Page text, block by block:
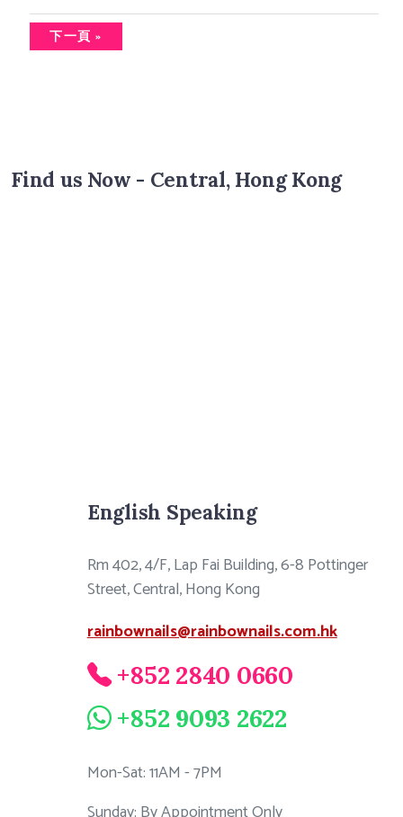
下一頁 »
Find us Now - Central, Hong Kong
English Speaking
Rm 402, 4/F, Lap Fai Building, 6-8 Pottinger
Street, Central, Hong Kong
rainbownails@rainbownails.com.hk
+852 2840 0660
+852 9093 2622
Mon-Sat: 11AM - 7PM